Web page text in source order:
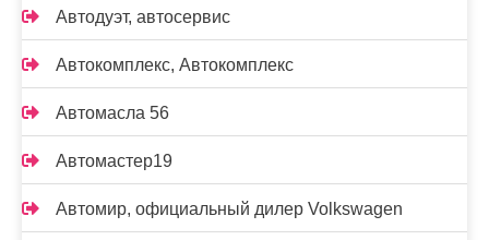
Автодуэт, автосервис
Автокомплекс, Автокомплекс
Автомасла 56
Автомастер19
Автомир, официальный дилер Volkswagen